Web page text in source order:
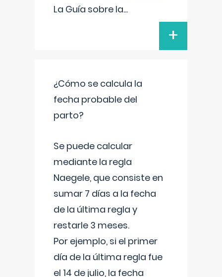
La Guía sobre la...
+
¿Cómo se calcula la
fecha probable del
parto?
Se puede calcular
mediante la regla
Naegele, que consiste en
sumar 7 días a la fecha
de la última regla y
restarle 3 meses.
Por ejemplo, si el primer
día de la última regla fue
el 14 de julio, la fecha